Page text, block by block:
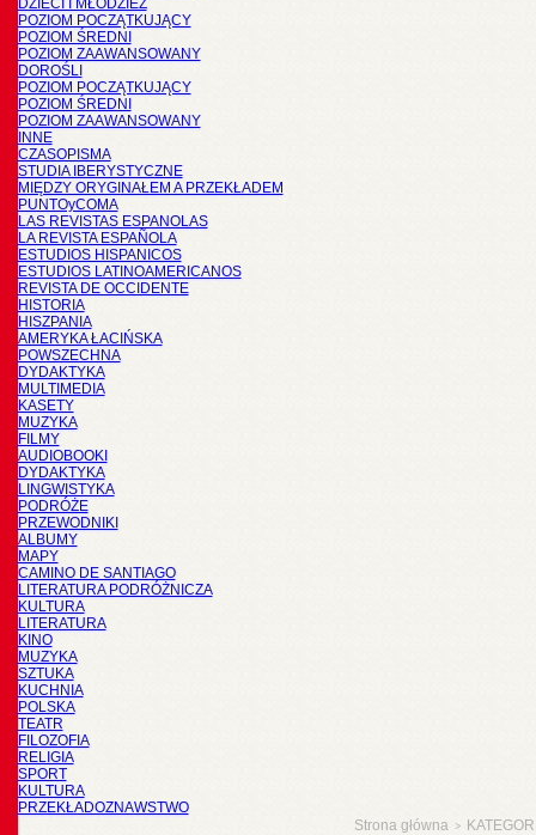
DZIECI I MŁODZIEŻ
POZIOM POCZĄTKUJĄCY
POZIOM ŚREDNI
POZIOM ZAAWANSOWANY
DOROŚLI
POZIOM POCZĄTKUJĄCY
POZIOM ŚREDNI
POZIOM ZAAWANSOWANY
INNE
CZASOPISMA
STUDIA IBERYSTYCZNE
MIĘDZY ORYGINAŁEM A PRZEKŁADEM
PUNTOyCOMA
LAS REVISTAS ESPANOLAS
LA REVISTA ESPAÑOLA
ESTUDIOS HISPANICOS
ESTUDIOS LATINOAMERICANOS
REVISTA DE OCCIDENTE
HISTORIA
HISZPANIA
AMERYKA ŁACIŃSKA
POWSZECHNA
DYDAKTYKA
MULTIMEDIA
KASETY
MUZYKA
FILMY
AUDIOBOOKI
DYDAKTYKA
LINGWISTYKA
PODRÓŻE
PRZEWODNIKI
ALBUMY
MAPY
CAMINO DE SANTIAGO
LITERATURA PODRÓŻNICZA
KULTURA
LITERATURA
KINO
MUZYKA
SZTUKA
KUCHNIA
POLSKA
TEATR
FILOZOFIA
RELIGIA
SPORT
KULTURA
PRZEKŁADOZNAWSTWO
Strona główna >